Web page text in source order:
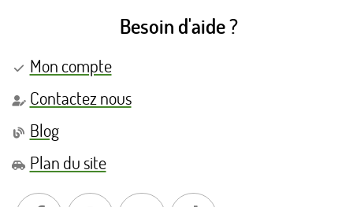
Besoin d'aide ?
Mon compte
Contactez nous
Blog
Plan du site